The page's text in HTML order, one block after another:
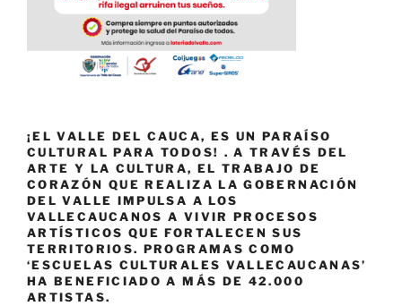
¡EL VALLE DEL CAUCA, ES UN PARAÍSO
CULTURAL PARA TODOS! . A TRAVÉS DEL
ARTE Y LA CULTURA, EL TRABAJO DE
CORAZÓN QUE REALIZA LA GOBERNACIÓN
DEL VALLE IMPULSA A LOS
VALLECAUCANOS A VIVIR PROCESOS
ARTÍSTICOS QUE FORTALECEN SUS
TERRITORIOS. PROGRAMAS COMO
‘ESCUELAS CULTURALES VALLECAUCANAS’
HA BENEFICIADO A MÁS DE 42.000
ARTISTAS.